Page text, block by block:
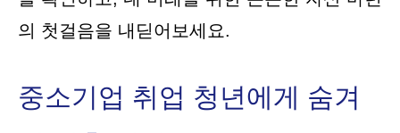
의 첫걸음을 내딛어보세요.
중소기업 취업 청년에게 숨겨